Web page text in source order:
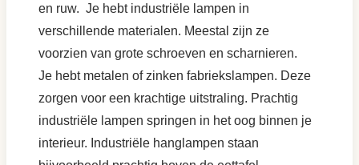
en ruw. Je hebt industriële lampen in
verschillende materialen. Meestal zijn ze
voorzien van grote schroeven en scharnieren.
Je hebt metalen of zinken fabriekslampen. Deze
zorgen voor een krachtige uitstraling. Prachtig
industriële lampen springen in het oog binnen je
interieur. Industriële hanglampen staan